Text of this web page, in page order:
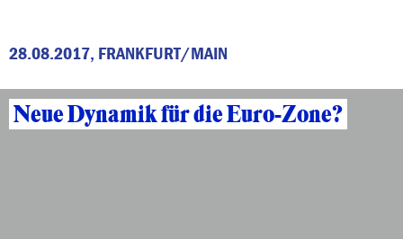
28.08.2017, FRANKFURT/MAIN
Neue Dynamik für die Euro-Zone?